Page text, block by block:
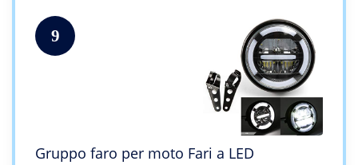
9
Gruppo faro per moto Fari a LED